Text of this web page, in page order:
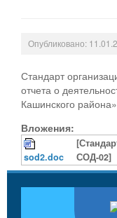
Опубликовано:
Стандарт
отчета о
Кашинского
Вложения:
sod2.doc
СОД-02]